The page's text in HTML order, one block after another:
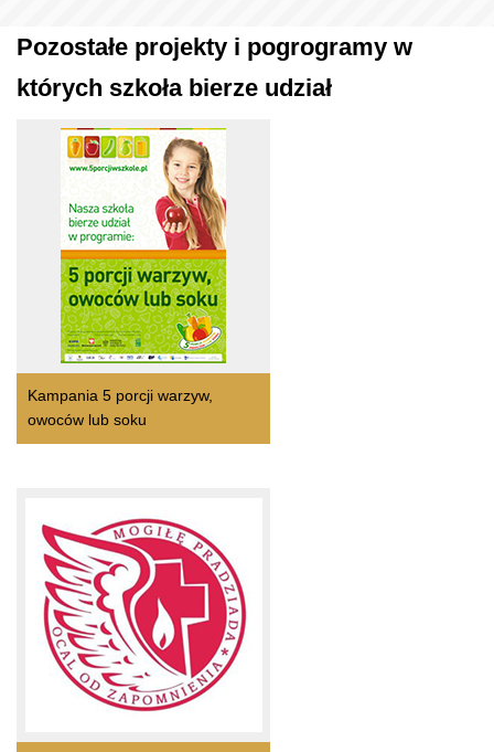
Pozostałe projekty i pogrogramy w
których szkoła bierze udział
Kampania 5 porcji warzyw,
owoców lub soku